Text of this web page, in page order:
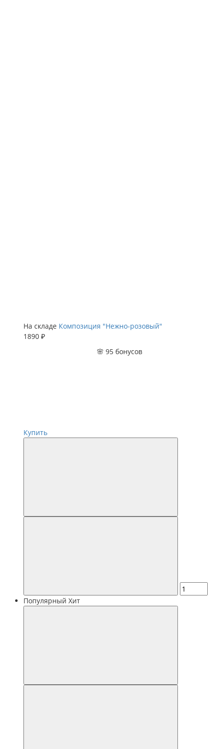
На складе Композиция "Нежно-розовый"
1890 ₽
🌸 95 бонусов
Купить
Популярный Хит